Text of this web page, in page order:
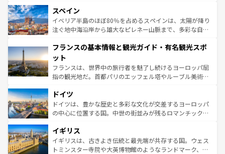
ろん、トスカーナの美しい田園風景やアマルフィ海岸の絶
景など、自然景観も見逃せない。観光の合間には、本場の
ピザやパスタなど、絶品のイタリア料理を堪能することも
ませてくれるイタリアで、忘れられない旅をしてみよう！
なお、新着のイタリア情報は
しい。
スペイン
イベリア半島のほぼ80％を占めるスペインは、太陽が降り
注ぐ地中海沿岸から雄大なピレネー山脈まで、多彩な自然
文化が根付くこの国では、情熱的なフラメンコ、熱気あふ
れる闘牛、そして美味しいタパスが生活の一部となってい
る。首都マドリードの洗練された雰囲気や、バルセロナの
アートに溢れた街角から、地方では古代ローマ遺跡や中世
せる。地方によって風土や気候が異なるスペインはその個
性で訪れる人を魅了する。 なお、新着のスペイン情報は コ
ンテンツ一覧を参照してほしい。
フランスの基本情報と観光ガイド・有名観光スポ
ット
フランスは、世界中の旅行者を魅了し続けるヨーロッパ屈
指の観光地だ。首都パリのエッフェル塔やルーブル美術館
で、幅広い魅力が詰まっている。華麗な宮殿、歴史的な大
聖堂、美しいビーチ、そして豊かな自然が、訪れる者を心
から魅了する。また、フランスは美食の国としても知ら
いる。シャンパンの発祥地であるランス、プロヴァンスの
香り高いラベンダー畑など、多彩な楽しみ方が可能だ。さ
らに、パリ以外の地域にも魅力が溢れており、どの街角に
ドイツ
ドイツは、豊かな歴史と多彩な文化が交差するヨーロッパ
の中心に位置する国。中世の街並みが残るロマンチック街
顔を持つこの国は、どこを歩いても飽きることがない。ベ
ルリンの文化的活気、バイエルン州のアルプスの絶景、そ
してライン川沿いのワイン畑といった風景は必見。ビール
イギリス
イギリスは、古きよき伝統と最先端が共存する国。ウェス
トミンスター寺院や大英博物館のようなランドマーク、歴